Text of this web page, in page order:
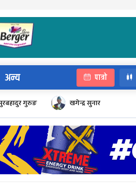
अन्य पात्रो
गुरुङ खगेन्द्र सुनार